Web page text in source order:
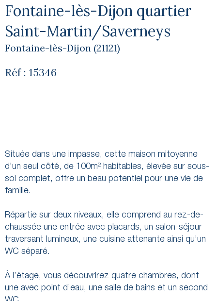
Fontaine-lès-Dijon quartier
Saint-Martin/Saverneys
Fontaine-lès-Dijon (21121)
Réf : 15346
Située dans une impasse, cette maison mitoyenne
d'un seul côté, de 100m² habitables, élevée sur sous-
sol complet, offre un beau potentiel pour une vie de
famille.
Répartie sur deux niveaux, elle comprend au rez-de-
chaussée une entrée avec placards, un salon-séjour
traversant lumineux, une cuisine attenante ainsi qu’un
WC séparé.
À l’étage, vous découvrirez quatre chambres, dont
une avec point d’eau, une salle de bains et un second